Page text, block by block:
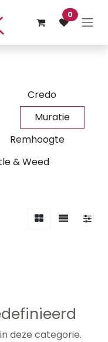
0
Credo
Muratie
Remhoogte
& Weed
deze categorie.